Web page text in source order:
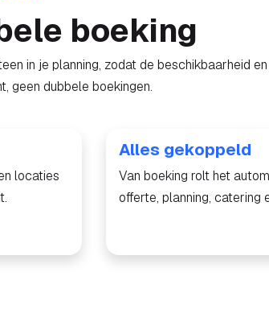
boeking
in je planning, zodat de beschikbaarheid
geen dubbele boekingen.
locaties
Alles gekoppeld
Van boeking rolt het
offerte, planning, catering